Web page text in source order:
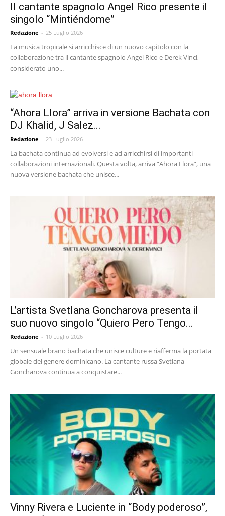
Il cantante spagnolo Angel Rico presente il
singolo “Mintiéndome”
Redazione - 25 Luglio 2026
La musica tropicale si arricchisce di un nuovo capitolo con la
collaborazione tra il cantante spagnolo Angel Rico e Derek Vinci,
considerato uno...
“Ahora Llora” arriva in versione Bachata con
DJ Khalid, J Salez...
Redazione - 23 Luglio 2026
La bachata continua ad evolversi e ad arricchirsi di importanti
collaborazioni internazionali. Questa volta, arriva “Ahora Llora”, una
nuova versione bachata che unisce...
L’artista Svetlana Goncharova presenta il
suo nuovo singolo “Quiero Pero Tengo...
Redazione - 10 Luglio 2026
Un sensuale brano bachata che unisce culture e riafferma la portata
globale del genere dominicano. La cantante russa Svetlana
Goncharova continua a conquistare...
Vinny Rivera e Luciente in “Body poderoso”,